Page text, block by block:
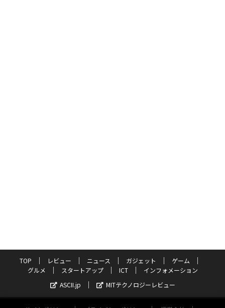
TOP レビュー ニュース ガジェット
ゲーム
グルメ
スタートアップ ICT
インフォメーション
ASCII.jp
MITテクノロジーレビュー